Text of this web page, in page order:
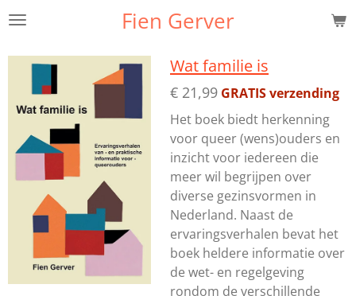
Ga
naar
hoofdinhoud
Fien Gerver
Wat familie is
€ 21,99 GRATIS verzending
Het boek biedt herkenning
voor queer (wens)ouders en
inzicht voor iedereen die
meer wil begrijpen over
diverse gezinsvormen in
Nederland. Naast de
ervaringsverhalen bevat het
boek heldere informatie over
de wet- en regelgeving
rondom de verschillende